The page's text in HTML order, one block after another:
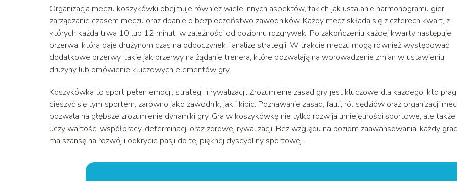
Organizacja meczu koszykówki obejmuje również wiele innych aspektów, takich jak ustalanie harmonogramu gier,
zarządzanie czasem meczu oraz dbanie o bezpieczeństwo zawodników. Każdy mecz składa się z czterech kwart, z
których każda trwa 10 lub 12 minut, w zależności od poziomu rozgrywek. Po zakończeniu każdej kwarty następuje
przerwa, która daje drużynom czas na odpoczynek i analizę strategii. W trakcie meczu mogą również występować
dodatkowe przerwy, takie jak przerwy na żądanie trenera, które pozwalają na wprowadzenie zmian w ustawieniu
drużyny lub omówienie kluczowych elementów gry.
Koszykówka to sport pełen emocji, strategii i rywalizacji. Zrozumienie zasad gry jest kluczowe dla każdego, kto
cieszyć się tym sportem, zarówno jako zawodnik, jak i kibic. Poznawanie zasad, fauli, ról sędziów oraz organizacji
pozwala na głębsze zrozumienie dynamiki gry. Gra w koszykówkę nie tylko rozwija umiejętności sportowe, ale także
uczy wartości współpracy, determinacji oraz zdrowej rywalizacji. Bez względu na poziom zaawansowania, każdy
ma szansę na rozwój i odkrycie pasji do tej pięknej dyscypliny sportowej.